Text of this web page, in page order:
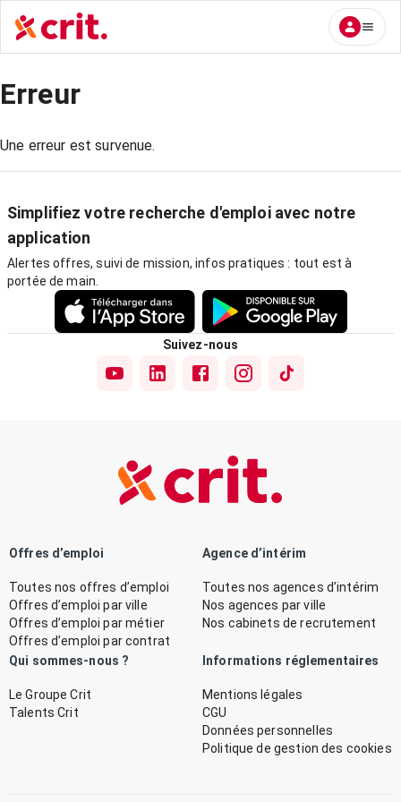
Erreur
Une erreur est survenue.
Simplifiez votre recherche d'emploi avec notre
application
Alertes offres, suivi de mission, infos pratiques : tout est à
portée de main.
Suivez-nous
Offres d’emploi
Toutes nos offres d’emploi
Offres d’emploi par ville
Offres d’emploi par métier
Offres d’emploi par contrat
Agence d’intérim
Toutes nos agences d’intérim
Nos agences par ville
Nos cabinets de recrutement
Qui sommes-nous ?
Le Groupe Crit
Talents Crit
Informations réglementaires
Mentions légales
CGU
Données personnelles
Politique de gestion des cookies